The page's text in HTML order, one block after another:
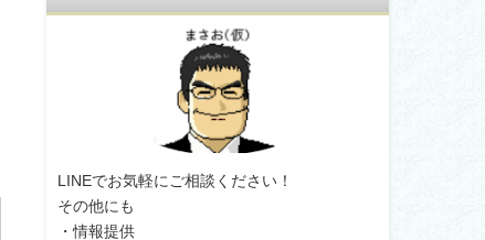
LINEでお気軽にご相談ください！
その他にも
・情報提供